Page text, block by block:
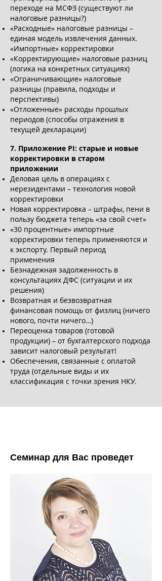
переходе на МСФЗ (существуют ли
налоговые разницы?)
«Расходные» налоговые разницы –
единая модель извлечения данных.
«Импортные» корректировки
«Корректирующие» налоговые разниц
(логика на конкретных ситуациях)
«Ограничивающие» налоговые
разницы (правила, подходы и
перспективы)
«Отложенные» расходы прошлых
периодов (способы отражения в
текущей декларации)
7. Приложение РІ: старые и новые
корректировки в старом
приложении
Деловая цель в операциях с
нерезидентами – технология новой
корректировки
Новая корректировка – штрафы, пени в
пользу бюджета теперь «за свой счет»
«30 процентные» импортные
корректировки теперь применяются и
к экспорту. Первый период
применения
Безнадежная задолженность в
консультациях ДФС (ситуации и их
решения)
Возвратная и безвозвратная
финансовая помощь от физлиц (ничего
нового, почти ничего…)
Переоценка товаров (готовой
продукции) – от бухгалтерского подхода
зависит налоговый результат!
Обеспечения, связанные с оплатой
труда (отдельные виды и их
классификация с точки зрения НКУ.
Семинар для Вас проведет